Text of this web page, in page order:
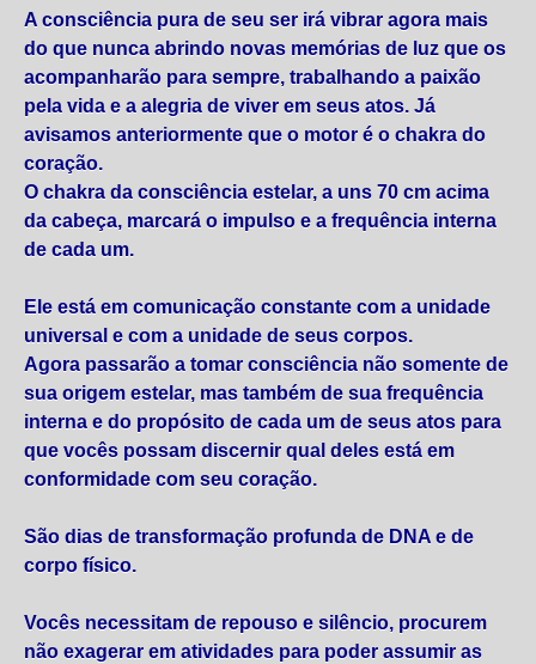
A consciência pura de seu ser irá vibrar agora mais
do que nunca abrindo novas memórias de luz que os
acompanharão para sempre, trabalhando a paixão
pela vida e a alegria de viver em seus atos. Já
avisamos anteriormente que o motor é o chakra do
coração.
O chakra da consciência estelar, a uns 70 cm acima
da cabeça, marcará o impulso e a frequência interna
de cada um.
Ele está em comunicação constante com a unidade
universal e com a unidade de seus corpos.
Agora passarão a tomar consciência não somente de
sua origem estelar, mas também de sua frequência
interna e do propósito de cada um de seus atos para
que vocês possam discernir qual deles está em
conformidade com seu coração.
São dias de transformação profunda de DNA e de
corpo físico.
Vocês necessitam de repouso e silêncio, procurem
não exagerar em atividades para poder assumir as